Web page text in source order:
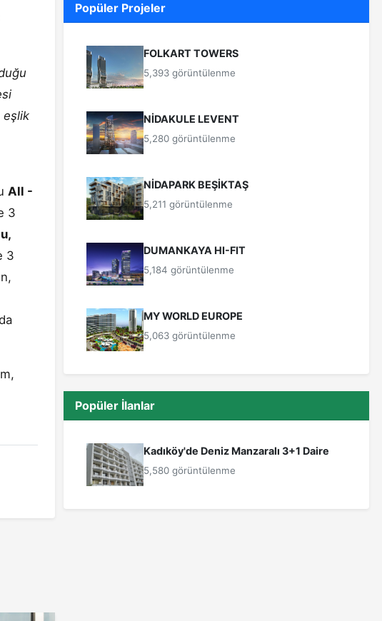
eşlik
All -
3
3
Popüler Projeler
FOLKART TOWERS
5,393 görüntülenme
NİDAKULE LEVENT
5,280 görüntülenme
NİDAPARK BEŞİKTAŞ
5,211 görüntülenme
DUMANKAYA HI-FIT
5,184 görüntülenme
MY WORLD EUROPE
5,063 görüntülenme
Popüler İlanlar
Kadıköy'de Deniz Manzaralı 3+1 Daire
5,580 görüntülenme